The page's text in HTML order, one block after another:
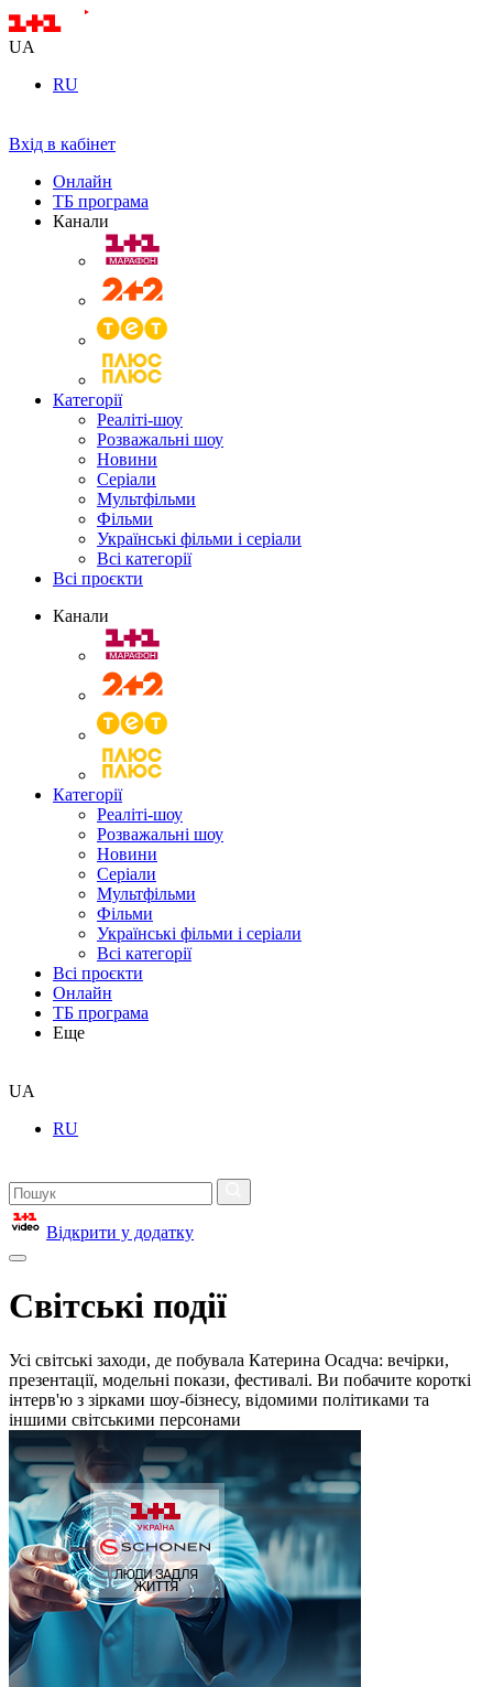
UA
RU
Вхід в кабінет
Онлайн
ТБ програма
Канали
Категорії
Реаліті-шоу
Розважальні шоу
Новини
Серіали
Мультфільми
Фільми
Українські фільми і серіали
Всі категорії
Всі проєкти
Канали
Категорії
Реаліті-шоу
Розважальні шоу
Новини
Серіали
Мультфільми
Фільми
Українські фільми і серіали
Всі категорії
Всі проєкти
Онлайн
ТБ програма
Еще
UA
RU
Відкрити у додатку
Світські події
Усі світські заходи, де побувала Катерина Осадча: вечірки,
презентації, модельні покази, фестивалі. Ви побачите короткі
інтерв'ю з зірками шоу-бізнесу, відомими політиками та
іншими світськими персонами